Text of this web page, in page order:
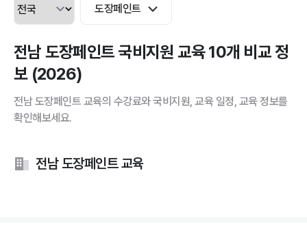
도장페인트
전남 도장페인트 국비지원 교육 10개 비교 정
보 (2026)
전남 도장페인트 교육의 수강료와 국비지원, 교육 일정, 교육 정보를
확인해보세요.
전남 도장페인트 교육